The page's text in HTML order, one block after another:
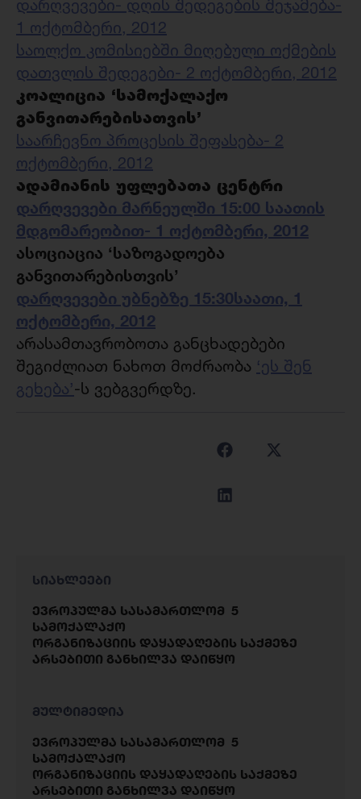
დარღვევები- დღის შედეგების შეჯამება-
1 ოქტომბერი, 2012
საოლქო კომისიებში მიღებული ოქმების
დათვლის შედეგები- 2 ოქტომბერი, 2012
კოალიცია ‘სამოქალაქო
განვითარებისათვის’
საარჩევნო პროცესის შეფასება- 2
ოქტომბერი, 2012
ადამიანის უფლებათა ცენტრი
დარღვევები მარნეულში 15:00 საათის
მდგომარეობით- 1 ოქტომბერი, 2012
ასოციაცია ‘საზოგადოება
განვითარებისთვის’
დარღვევები უბნებზე 15:30საათი, 1
ოქტომბერი, 2012
არასამთავრობოთა განცხადებები
შეგიძლიათ ნახოთ მოძრაობა ‘ეს შენ
გეხება’-ს ვებგვერდზე.
სიახლეები
ევროპულმა სასამართლომ 5
სამოქალაქო
ორგანიზაციის დაყადაღების საქმეზე
არსებითი განხილვა დაიწყო
მულტიმედია
ევროპულმა სასამართლომ 5
სამოქალაქო
ორგანიზაციის დაყადაღების საქმეზე
არსებითი განხილვა დაიწყო